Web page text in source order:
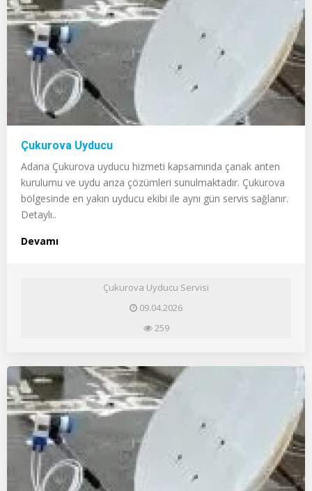
Çukurova Uyducu
Adana Çukurova uyducu hizmeti kapsamında çanak anten
kurulumu ve uydu arıza çözümleri sunulmaktadır. Çukurova
bölgesinde en yakın uyducu ekibi ile aynı gün servis sağlanır.
Detaylı..
Devamı
Çukurova Uyducu Servisi
09.04.2026
259